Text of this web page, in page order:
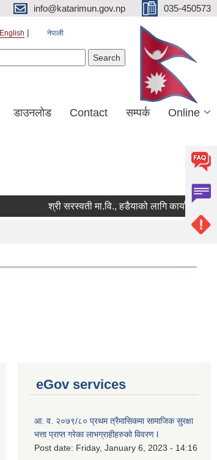
info@katarimun.gov.np 035-450573
English नेपाली
डाउनलोड Contact सम्पर्क Online
श्री सरस्वती मा.वि., हडैयाको लागि कार्यालय
eGov services
आ. व. २०७९/८० प्रथम त्रैमासिकमा सामाजिक सुरक्षा
भत्ता प्राप्त गरेका लाभग्राहीहरुको विवरण l
Post date: Friday, January 6, 2023 - 14:16